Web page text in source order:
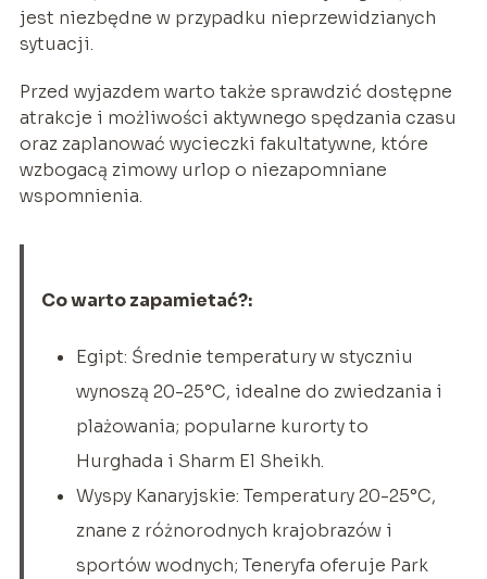
jest niezbędne w przypadku nieprzewidzianych
sytuacji.
Przed wyjazdem warto także sprawdzić dostępne
atrakcje i możliwości aktywnego spędzania czasu
oraz zaplanować wycieczki fakultatywne, które
wzbogacą zimowy urlop o niezapomniane
wspomnienia.
Co warto zapamietać?:
Egipt: Średnie temperatury w styczniu
wynoszą 20-25°C, idealne do zwiedzania i
plażowania; popularne kurorty to
Hurghada i Sharm El Sheikh.
Wyspy Kanaryjskie: Temperatury 20-25°C,
znane z różnorodnych krajobrazów i
sportów wodnych; Teneryfa oferuje Park